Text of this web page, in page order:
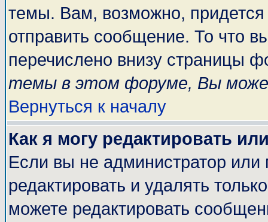
темы. Вам, возможно, придется
отправить сообщение. То что
перечислено внизу страницы
темы в этом форуме, Вы
Вернуться к началу
Как я могу редактировать
Если вы не администратор
редактировать и удалять
можете редактировать